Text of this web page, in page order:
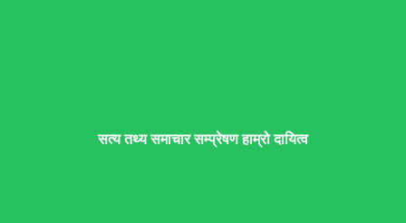
सत्य तथ्य समाचार सम्प्रेषण हाम्रो दायित्व